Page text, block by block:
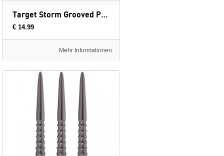
Target Storm Grooved Punten
€ 14.99
Mehr Informationen